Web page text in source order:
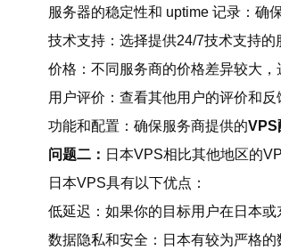
服务器的稳定性和 uptime 记录：确
技术支持：选择提供24/7技术支持的
价格：不同服务商的价格差异较大，
用户评价：查看其他用户的评价和
功能和配置：确保服务商提供的VPS
问题二： 日本VPS相比其他地区的
日本VPS具有以下优点：
低延迟：如果你的目标用户在日本
数据隐私和安全：日本有较为严格